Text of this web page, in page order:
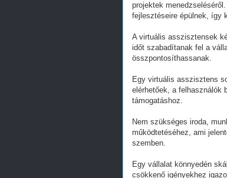
projektek
fejlesztéseire épülnek, így
A virtuális asszisztensek
időt szabadítanak fel a
összpontosíthassanak.
Egy virtuális asszisztens
elérhetőek, a felhasználók
támogatáshoz.
Nem szükséges iroda,
működtetéséhez, ami
szemben.
Egy vállalat könnyedén
csökkenő igényekhez